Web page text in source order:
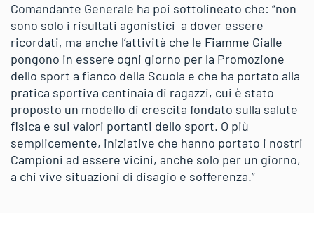
Comandante Generale ha poi sottolineato che: “non
sono solo i risultati agonistici a dover essere
ricordati, ma anche l’attività che le Fiamme Gialle
pongono in essere ogni giorno per la Promozione
dello sport a fianco della Scuola e che ha portato alla
pratica sportiva centinaia di ragazzi, cui è stato
proposto un modello di crescita fondato sulla salute
fisica e sui valori portanti dello sport. O più
semplicemente, iniziative che hanno portato i nostri
Campioni ad essere vicini, anche solo per un giorno,
a chi vive situazioni di disagio e sofferenza.”